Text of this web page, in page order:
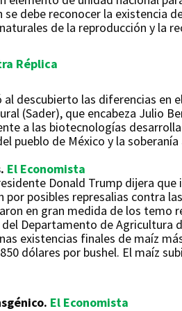
debe reconocer la existencia
de la reproducción y la
Réplica
descubierto las diferencias en
(Sader), que encabeza Julio
a las biotecnologías
pueblo de México y la
El Economista
Donald Trump dijera
posibles represalias contra
en gran medida de los temo
Departamento de Agricultura
existencias finales de maíz
dólares por bushel. El maíz
El Economista